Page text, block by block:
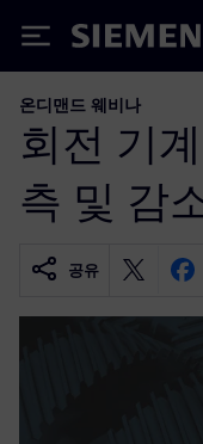
Siemens
온디맨드 웨비나
회전 기
측 및 감
공유